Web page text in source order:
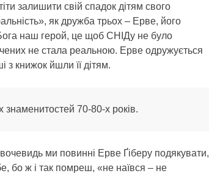
залишити свій спадок дітям свого
як дружба трьох – Ерве, його
наш герой, це щоб СНІДу не було
не стала реальною. Ерве одружується
з книжок йшли її дітям.
знаменитостей 70-80-х років.
ми повинні Ерве Ґіберу подякувати,
бо ж і так помреш, «не наївся – не